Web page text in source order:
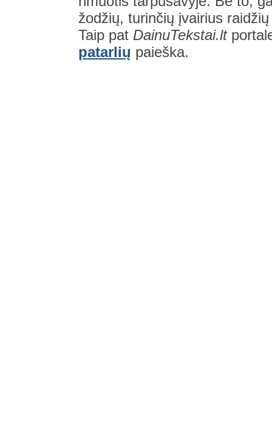
žodžių, turinčių įvairius
Taip pat DainuTekstai.lt
patarlių paieška.